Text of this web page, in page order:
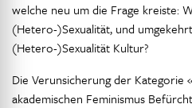
welche neu um die Frage kreiste:
(Hetero-)Sexualität, und
(Hetero-)Sexualität Kultur?
Die Verunsicherung der Kategorie
akademischen Feminismus